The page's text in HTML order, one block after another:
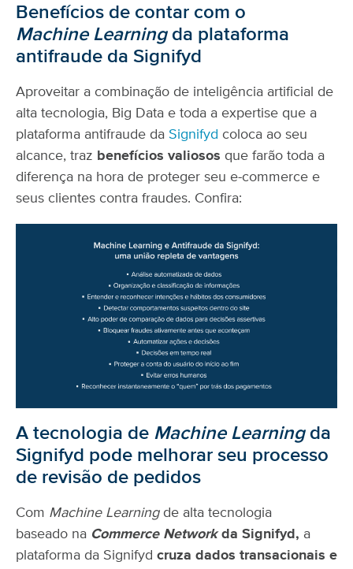
Benefícios de contar com o
Machine Learningda plataforma
antifraude da Signifyd
Aproveitar a combinação de inteligência artificial de
alta tecnologia, Big Data e toda a expertise que a
plataforma antifraude da Signifyd coloca ao seu
alcance, traz benefícios valiosos que farão toda a
diferença na hora de proteger seu e-commerce e
seus clientes contra fraudes. Confira:
A tecnologia de Machine Learningda
Signifyd pode melhorar seu processo
de revisão de pedidos
Com Machine Learning de alta tecnologia
baseado na Commerce Networkda Signifyd, a
plataforma da Signifyd cruza dados transacionais e